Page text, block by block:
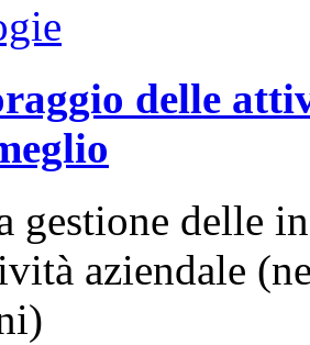
delle
gestione delle
aziendale